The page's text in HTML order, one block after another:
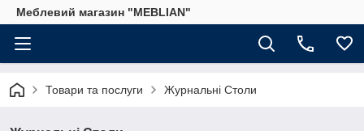
Меблевий магазин "MEBLIAN"
Товари та послуги Журнальні Столи